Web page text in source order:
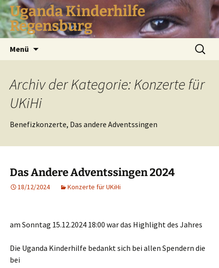
Zum
Inhalt
springen
Uganda Kinderhilfe
Regensburg
Menü
Suchen
nach:
Archiv der Kategorie: Konzerte für
UKiHi
Benefizkonzerte, Das andere Adventssingen
Das Andere Adventssingen 2024
18/12/2024 Konzerte für UKiHi
am Sonntag 15.12.2024 18:00 war das Highlight des Jahres
Die Uganda Kinderhilfe bedankt sich bei allen Spendern die
bei